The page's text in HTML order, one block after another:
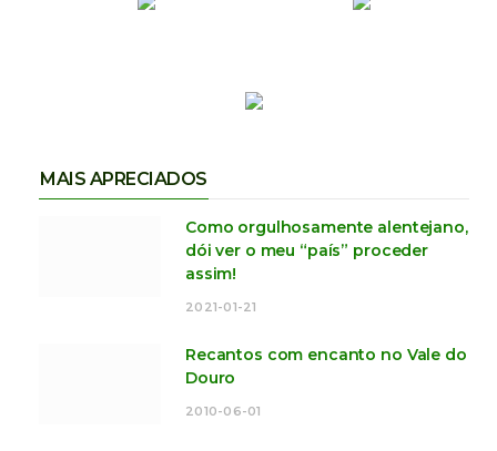
MAIS APRECIADOS
Como orgulhosamente alentejano,
dói ver o meu “país” proceder
assim!
2021-01-21
Recantos com encanto no Vale do
Douro
2010-06-01